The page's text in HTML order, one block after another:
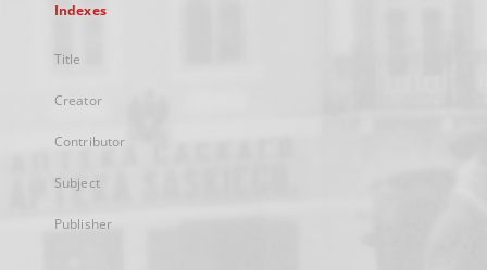
Indexes
Title
Creator
Contributor
Subject
Publisher